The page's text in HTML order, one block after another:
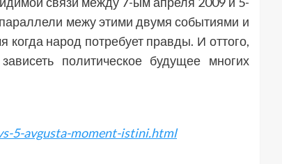
межу этими двумя событиями и
когда народ потребует правды. И оттого,
политическое будущее многих
5-avgusta-moment-istini.html